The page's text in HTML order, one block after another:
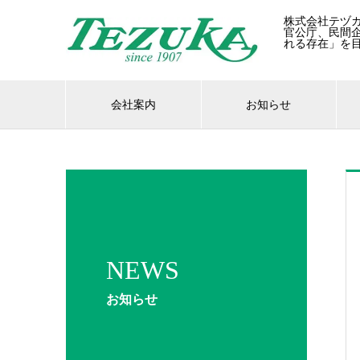
株式会社テヅ
官公庁、民間
れる存在」を
会社案内 お知らせ
NEWS
お知らせ